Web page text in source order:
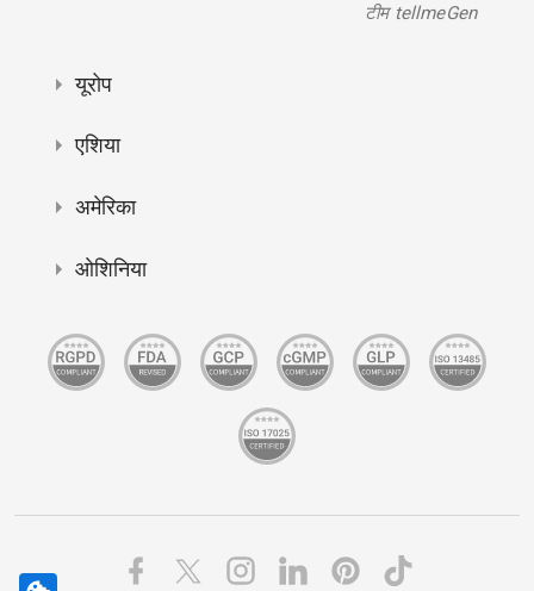
टीम tellmeGen
यूरोप
एशिया
अमेरिका
ओशिनिया